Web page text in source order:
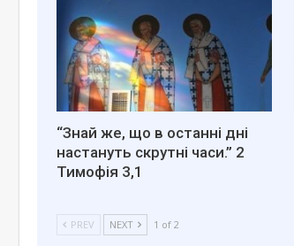
“Знай же, що в останні дні
настануть скрутні часи.” 2
Тимофія 3,1
PREV NEXT 1 of 2